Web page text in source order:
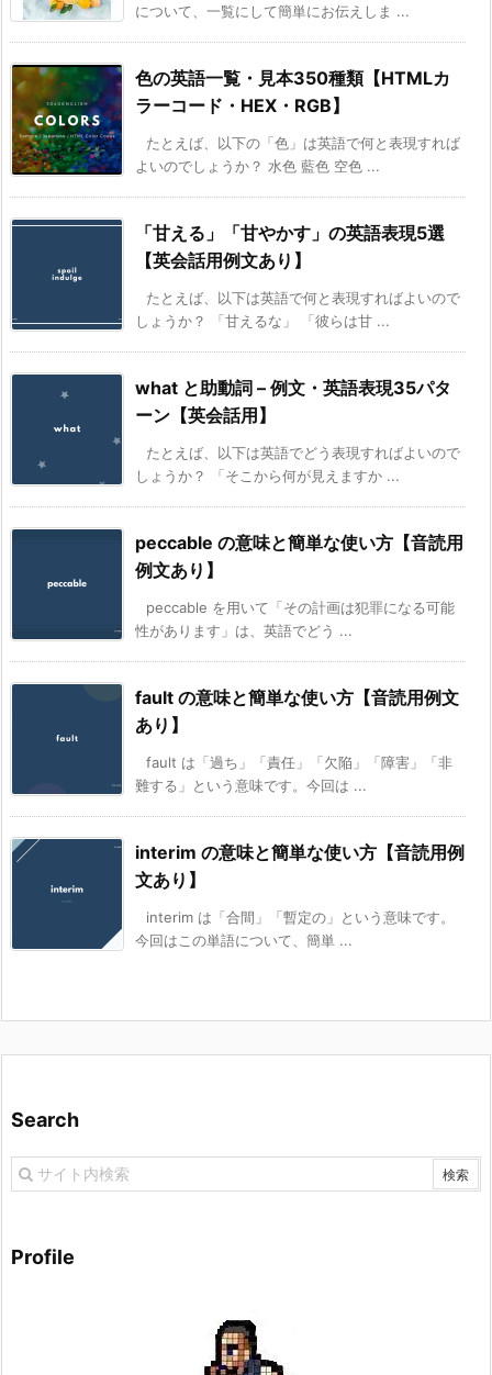
について、一覧にして簡単にお伝えしま ...
色の英語一覧・見本350種類【HTMLカ
ラーコード・HEX・RGB】
たとえば、以下の「色」は英語で何と表現すれば
よいのでしょうか？ 水色 藍色 空色 ...
「甘える」「甘やかす」の英語表現5選
【英会話用例文あり】
たとえば、以下は英語で何と表現すればよいので
しょうか？ 「甘えるな」 「彼らは甘 ...
what と助動詞 – 例文・英語表現35パタ
ーン【英会話用】
たとえば、以下は英語でどう表現すればよいので
しょうか？ 「そこから何が見えますか ...
peccable の意味と簡単な使い方【音読用
例文あり】
peccable を用いて「その計画は犯罪になる可能
性があります」は、英語でどう ...
fault の意味と簡単な使い方【音読用例文
あり】
fault は「過ち」「責任」「欠陥」「障害」「非
難する」という意味です。今回は ...
interim の意味と簡単な使い方【音読用例
文あり】
interim は「合間」「暫定の」という意味です。
今回はこの単語について、簡単 ...
Search
Profile